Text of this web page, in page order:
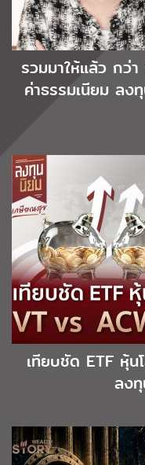
รวมมาให้แล้ว กว่
ค่าธรรมเนียม ลง
เทียบชัด ETF หุ้
ลง